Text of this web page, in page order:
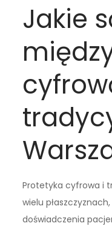
Jakie
Protetyka cyfrowa i
wielu
doświadczenia